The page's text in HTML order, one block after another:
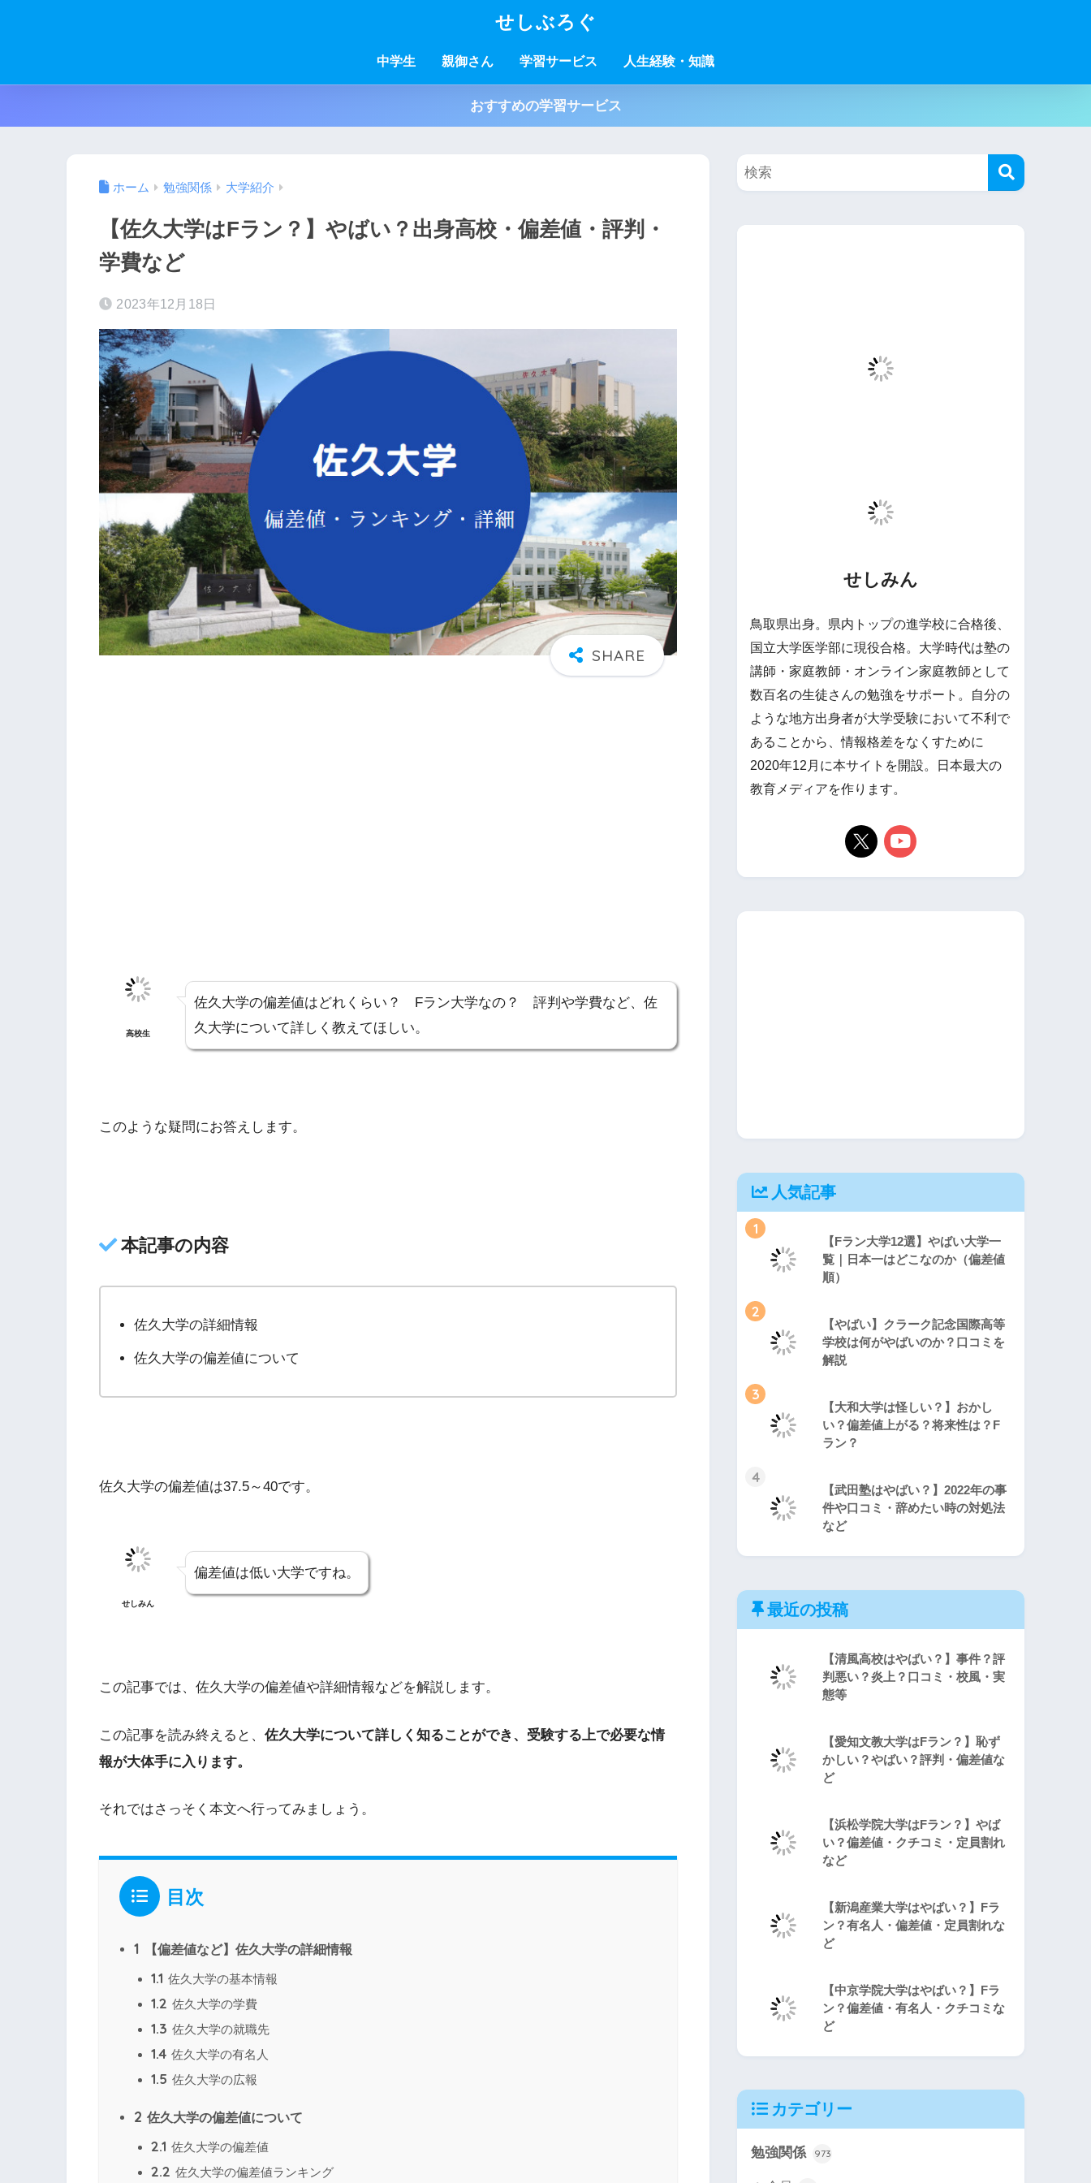
せしぶろぐ
中学生 親御さん 学習サービス 人生経験・知識
おすすめの学習サービス
ホーム 勉強関係 大学紹介
【佐久大学はFラン？】やばい？出身高校・偏差値・評判・
学費など
2023年12月18日
高校生
佐久大学の偏差値はどれくらい？ Fラン大学なの？ 評判や学費など、佐
久大学について詳しく教えてほしい。
このような疑問にお答えします。
本記事の内容
佐久大学の詳細情報
佐久大学の偏差値について
佐久大学の偏差値は37.5～40です。
せしみん
偏差値は低い大学ですね。
この記事では、佐久大学の偏差値や詳細情報などを解説します。
この記事を読み終えると、 佐久大学について詳しく知ることができ、受験する上で必要な情
報が大体手に入ります。
それではさっそく本文へ行ってみましょう。
目次
1 【偏差値など】佐久大学の詳細情報
1.1 佐久大学の基本情報
1.2 佐久大学の学費
1.3 佐久大学の就職先
1.4 佐久大学の有名人
1.5 佐久大学の広報
2 佐久大学の偏差値について
2.1 佐久大学の偏差値
2.2 佐久大学の偏差値ランキング
せしみん
鳥取県出身。県内トップの進学校に合格後、
国立大学医学部に現役合格。大学時代は塾の
講師・家庭教師・オンライン家庭教師として
数百名の生徒さんの勉強をサポート。自分の
ような地方出身者が大学受験において不利で
あることから、情報格差をなくすために
2020年12月に本サイトを開設。日本最大の
教育メディアを作ります。
人気記事
1
【Fラン大学12選】やばい大学一
覧｜日本一はどこなのか（偏差値
順）
2
【やばい】クラーク記念国際高等
学校は何がやばいのか？口コミを
解説
3
【大和大学は怪しい？】おかし
い？偏差値上がる？将来性は？F
ラン？
4
【武田塾はやばい？】2022年の事
件や口コミ・辞めたい時の対処法
など
最近の投稿
【清風高校はやばい？】事件？評
判悪い？炎上？口コミ・校風・実
態等
【愛知文教大学はFラン？】恥ず
かしい？やばい？評判・偏差値な
ど
【浜松学院大学はFラン？】やば
い？偏差値・クチコミ・定員割れ
など
【新潟産業大学はやばい？】Fラ
ン？有名人・偏差値・定員割れな
ど
【中京学院大学はやばい？】Fラ
ン？偏差値・有名人・クチコミな
ど
カテゴリー
勉強関係 973